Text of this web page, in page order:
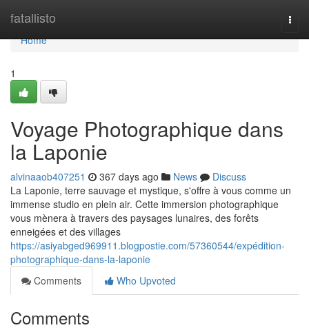
fatallisto
Home
Home
1
Voyage Photographique dans
la Laponie
alvinaaob407251 367 days ago News
Discuss
La Laponie, terre sauvage et mystique, s'offre à vous comme un
immense studio en plein air. Cette immersion photographique
vous mènera à travers des paysages lunaires, des forêts
enneigées et des villages
https://asiyabged969911.blogpostie.com/57360544/expédition-
photographique-dans-la-laponie
Comments
Who Upvoted
Comments